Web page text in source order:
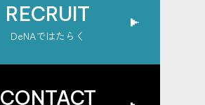
RECRUIT
DeNAではたらく
CONTACT